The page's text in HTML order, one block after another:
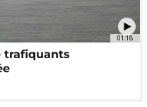
01:18
trafiquants